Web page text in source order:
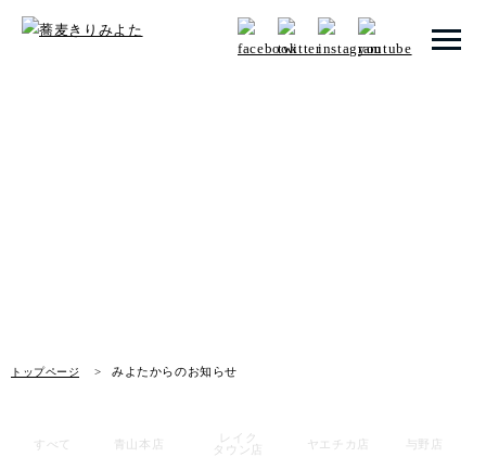
トップページ みよたからのお知らせ
お知らせ
すべて 青山本店
レイク
タウン店
ヤエチカ店 与野店